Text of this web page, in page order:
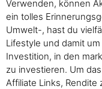
Verwenden, können
ein tolles
Umwelt-, hast du
Lifestyle und damit
Investition, in den
zu investieren. Um
Affiliate Links, Rendite